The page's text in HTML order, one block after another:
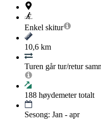
Enkel skitur
10,6 km
Turen går tur/retur
188 høydemeter totalt
Sesong: Jan - apr